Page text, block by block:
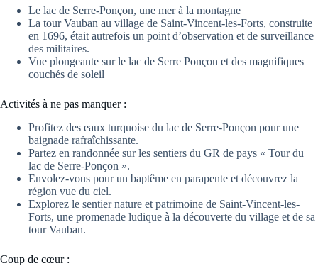
Le lac de Serre-Ponçon, une mer à la montagne
La tour Vauban au village de Saint-Vincent-les-Forts, construite
en 1696, était autrefois un point d’observation et de surveillance
des militaires.
Vue plongeante sur le lac de Serre Ponçon et des magnifiques
couchés de soleil
Activités à ne pas manquer :
Profitez des eaux turquoise du lac de Serre-Ponçon pour une
baignade rafraîchissante.
Partez en randonnée sur les sentiers du GR de pays « Tour du
lac de Serre-Ponçon ».
Envolez-vous pour un baptême en parapente et découvrez la
région vue du ciel.
Explorez le sentier nature et patrimoine de Saint-Vincent-les-
Forts, une promenade ludique à la découverte du village et de sa
tour Vauban.
Coup de cœur :